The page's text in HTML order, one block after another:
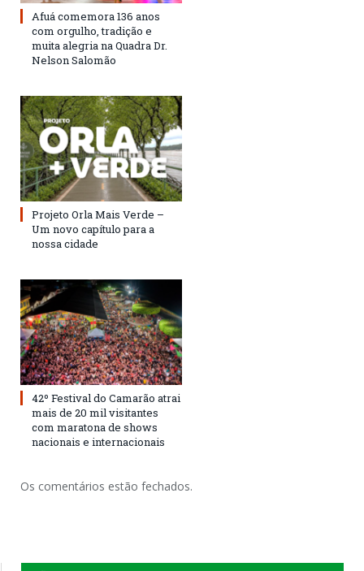
Afuá comemora 136 anos
com orgulho, tradição e
muita alegria na Quadra Dr.
Nelson Salomão
Projeto Orla Mais Verde –
Um novo capítulo para a
nossa cidade
42º Festival do Camarão atrai
mais de 20 mil visitantes
com maratona de shows
nacionais e internacionais
Os comentários estão fechados.